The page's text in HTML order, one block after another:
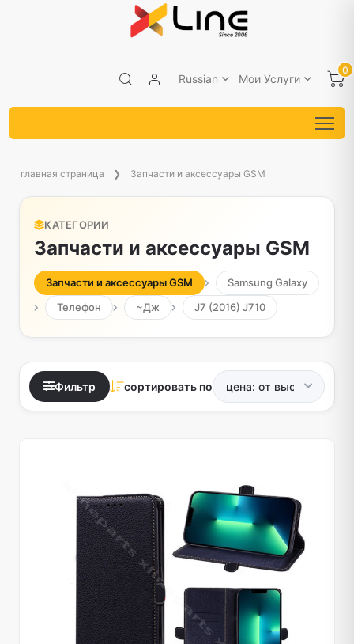
Russian Мои Услуги
0
главная страница Запчасти и аксессуары GSM
КАТЕГОРИИ
Запчасти и аксессуары GSM
Запчасти и аксессуары GSM
Samsung Galaxy
Телефон
~Дж J7 (2016) J710
Фильтр сортировать по